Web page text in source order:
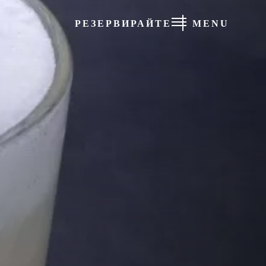
РЕЗЕРВИРАЙТЕ MENU